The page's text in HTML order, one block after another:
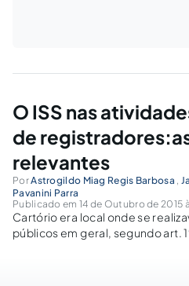
O ISS nas
de
relevantes
PorAstrogildo Miag Regis Barbosa ,
Pavanini Parra
Publicado em 14 de Outubro de 2015
Cartório era local onde se
públicos em geral, segundo art.